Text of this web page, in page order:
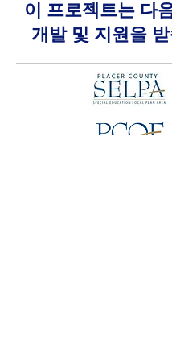
이 프로젝트는 다
개발 및 지원을